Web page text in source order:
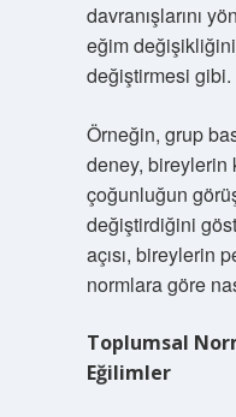
davranışlarını
eğim
değiştirmesi gibi.
Örneğin, grup
deney, bireylerin
çoğunluğun
değiştirdiğini
açısı, bireylerin
normlara göre
Toplumsal
Eğilimler